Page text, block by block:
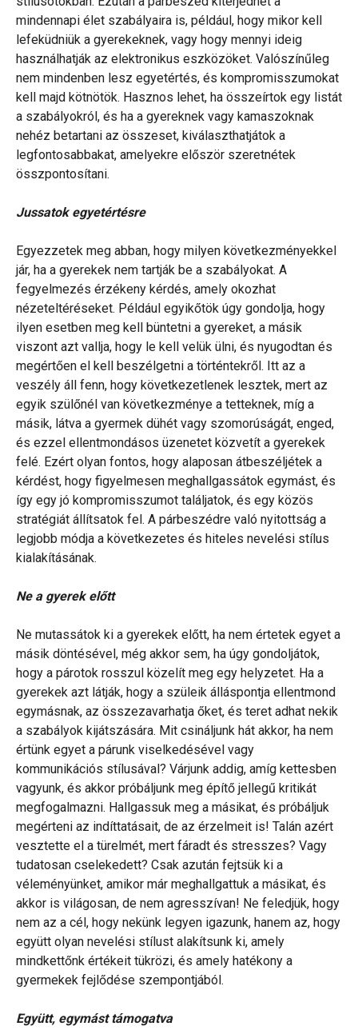
mindennapi élet szabályaira is, például, hogy mikor kell
lefeküdniük a gyerekeknek, vagy hogy mennyi ideig
használhatják az elektronikus eszközöket. Valószínűleg
nem mindenben lesz egyetértés, és kompromisszumokat
kell majd kötnötök. Hasznos lehet, ha összeírtok egy listát
a szabályokról, és ha a gyereknek vagy kamaszoknak
nehéz betartani az összeset, kiválaszthatjátok a
legfontosabbakat, amelyekre először szeretnétek
összpontosítani.
Jussatok egyetértésre
Egyezzetek meg abban, hogy milyen következményekkel
jár, ha a gyerekek nem tartják be a szabályokat. A
fegyelmezés érzékeny kérdés, amely okozhat
nézeteltéréseket. Például egyikőtök úgy gondolja, hogy
ilyen esetben meg kell büntetni a gyereket, a másik
viszont azt vallja, hogy le kell velük ülni, és nyugodtan és
megértően el kell beszélgetni a történtekről. Itt az a
veszély áll fenn, hogy következetlenek lesztek, mert az
egyik szülőnél van következménye a tetteknek, míg a
másik, látva a gyermek dühét vagy szomorúságát, enged,
és ezzel ellentmondásos üzenetet közvetít a gyerekek
felé. Ezért olyan fontos, hogy alaposan átbeszéljétek a
kérdést, hogy figyelmesen meghallgassátok egymást, és
így egy jó kompromisszumot találjatok, és egy közös
stratégiát állítsatok fel. A párbeszédre való nyitottság a
legjobb módja a következetes és hiteles nevelési stílus
kialakításának.
Ne a gyerek előtt
Ne mutassátok ki a gyerekek előtt, ha nem értetek egyet a
másik döntésével, még akkor sem, ha úgy gondoljátok,
hogy a párotok rosszul közelít meg egy helyzetet. Ha a
gyerekek azt látják, hogy a szüleik álláspontja ellentmond
egymásnak, az összezavarhatja őket, és teret adhat nekik
a szabályok kijátszására. Mit csináljunk hát akkor, ha nem
értünk egyet a párunk viselkedésével vagy
kommunikációs stílusával? Várjunk addig, amíg kettesben
vagyunk, és akkor próbáljunk meg építő jellegű kritikát
megfogalmazni. Hallgassuk meg a másikat, és próbáljuk
megérteni az indíttatásait, de az érzelmeit is! Talán azért
vesztette el a türelmét, mert fáradt és stresszes? Vagy
tudatosan cselekedett? Csak azután fejtsük ki a
véleményünket, amikor már meghallgattuk a másikat, és
akkor is világosan, de nem agresszívan! Ne feledjük, hogy
nem az a cél, hogy nekünk legyen igazunk, hanem az, hogy
együtt olyan nevelési stílust alakítsunk ki, amely
mindkettőnk értékeit tükrözi, és amely hatékony a
gyermekek fejlődése szempontjából.
Együtt, egymást támogatva